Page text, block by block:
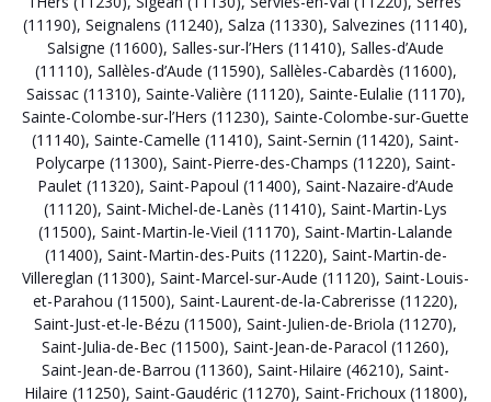
(11190), Seignalens (11240), Salza (11330), Salvezines (11140),
Salsigne (11600), Salles-sur-l’Hers (11410), Salles-d’Aude
(11110), Sallèles-d’Aude (11590), Sallèles-Cabardès (11600),
Saissac (11310), Sainte-Valière (11120), Sainte-Eulalie (11170),
Sainte-Colombe-sur-l’Hers (11230), Sainte-Colombe-sur-Guette
(11140), Sainte-Camelle (11410), Saint-Sernin (11420), Saint-
Polycarpe (11300), Saint-Pierre-des-Champs (11220), Saint-
Paulet (11320), Saint-Papoul (11400), Saint-Nazaire-d’Aude
(11120), Saint-Michel-de-Lanès (11410), Saint-Martin-Lys
(11500), Saint-Martin-le-Vieil (11170), Saint-Martin-Lalande
(11400), Saint-Martin-des-Puits (11220), Saint-Martin-de-
Villereglan (11300), Saint-Marcel-sur-Aude (11120), Saint-Louis-
et-Parahou (11500), Saint-Laurent-de-la-Cabrerisse (11220),
Saint-Just-et-le-Bézu (11500), Saint-Julien-de-Briola (11270),
Saint-Julia-de-Bec (11500), Saint-Jean-de-Paracol (11260),
Saint-Jean-de-Barrou (11360), Saint-Hilaire (46210), Saint-
Hilaire (11250), Saint-Gaudéric (11270), Saint-Frichoux (11800),